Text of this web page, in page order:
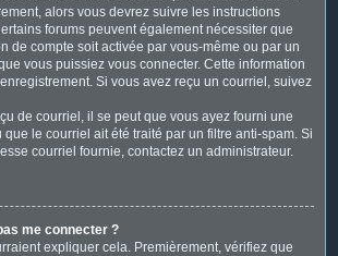
alors vous devrez suivre les instructions
forums peuvent également nécessiter que
de compte soit activée par vous-même ou par un
vous puissiez vous connecter. Cette information
Si vous avez reçu un courriel, suivez
de courriel, il se peut que vous ayez fourni une
le courriel ait été traité par un filtre anti-spam. Si
courriel fournie, contactez un administrateur.
me connecter ?
expliquer cela. Premièrement, vérifiez que